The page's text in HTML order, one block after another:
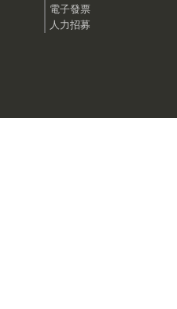
電子發票
人力招募